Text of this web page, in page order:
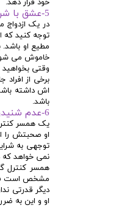
خود قرار دهد.
5-عشق با شرط و جاسوس بودن
در یک ازدواج
توجه کنید که
مطیع او
خاموش می
وقتی بخواهید
برخی از
اش داشته
باشد.
6-عدم شنیدن سخنان همسر و پایین کشیدن او
یک همسر
او صحبتش را
توجهی به
نمی خواهد که
همسر کنترل
مشخص است
دیگر قدرتی
او و این به